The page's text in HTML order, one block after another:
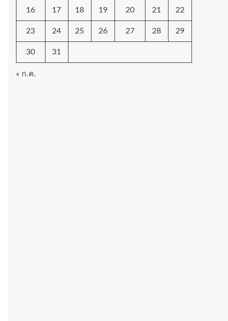
16 17 18 19 20 21 22
23 24 25 26 27 28 29
30 31
« ก.ค.